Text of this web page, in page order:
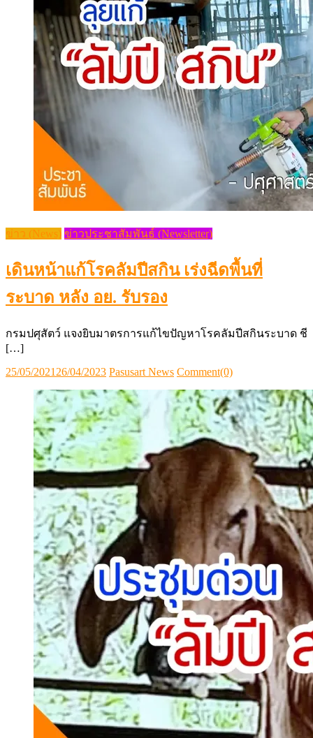
ข่าว (News) ข่าวประชาสัมพันธ์ (Newsletter)
เดินหน้าแก้โรคลัมปีสกิน เร่งฉีดพื้นที่
ระบาด หลัง อย. รับรอง
กรมปศุสัตว์ แจงยิบมาตรการแก้ไขปัญหาโรคลัมปีสกินระบาด ชี
[…]
Posted
25/05/2021 26/04/2023 Author
Pasusart News Comment(0)